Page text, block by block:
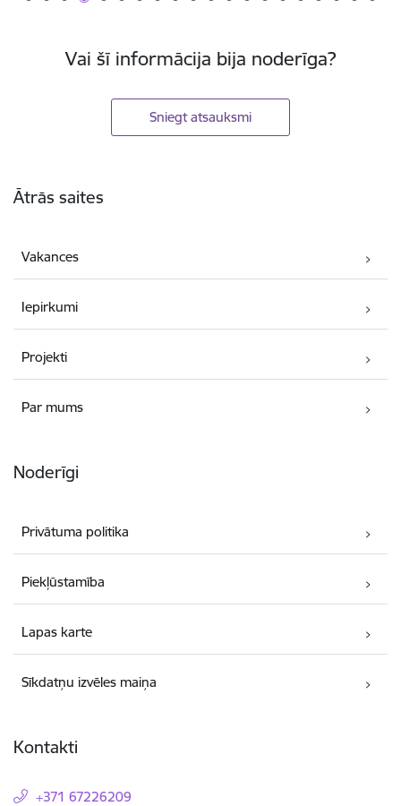
Vai šī informācija bija noderīga?
Sniegt atsauksmi
Ātrās saites
Vakances
Iepirkumi
Projekti
Par mums
Noderīgi
Privātuma politika
Piekļūstamība
Lapas karte
Sīkdatņu izvēles maiņa
Kontakti
+371 67226209